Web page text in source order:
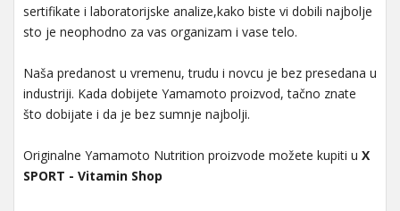
sertifikate i laboratorijske analize,kako biste vi dobili najbolje
sto je neophodno za vas organizam i vase telo.
Naša predanost u vremenu, trudu i novcu je bez presedana u
industriji. Kada dobijete Yamamoto proizvod, tačno znate
što dobijate i da je bez sumnje najbolji.
Originalne Yamamoto Nutrition proizvode možete kupiti u X
SPORT - Vitamin Shop